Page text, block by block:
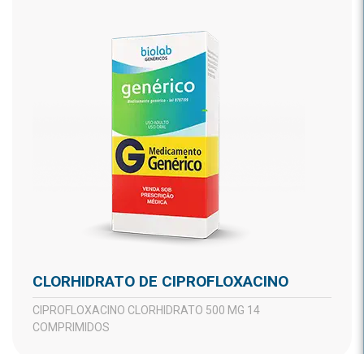
CLORHIDRATO DE CIPROFLOXACINO
CIPROFLOXACINO CLORHIDRATO 500 MG 14
COMPRIMIDOS